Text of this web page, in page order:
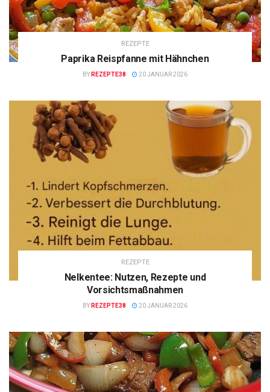
REZEPTE
Paprika Reispfanne mit Hähnchen
BY REZEPTE38 20 JANUAR 2026
REZEPTE
Nelkentee: Nutzen, Rezepte und
Vorsichtsmaßnahmen
BY REZEPTE38 20 JANUAR 2026